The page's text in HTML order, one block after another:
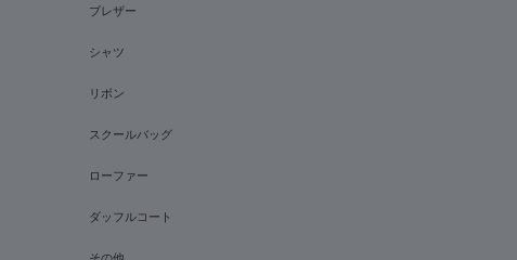
ブレザー
シャツ
リボン
スクールバッグ
ローファー
ダッフルコート